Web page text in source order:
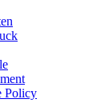
Policy